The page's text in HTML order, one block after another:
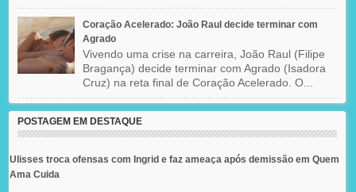
Coração Acelerado: João Raul decide terminar com
Agrado
Vivendo uma crise na carreira, João Raul (Filipe
Bragança) decide terminar com Agrado (Isadora
Cruz) na reta final de Coração Acelerado. O...
POSTAGEM EM DESTAQUE
Ulisses troca ofensas com Ingrid e faz ameaça após demissão em Quem
Ama Cuida